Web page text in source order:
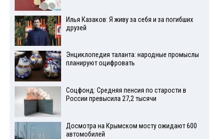
Илья Казаков: Я живу за себя и за погибших
друзей
Энциклопедия таланта: народные промыслы
планируют оцифровать
Соцфонд: Средняя пенсия по старости в
России превысила 27,2 тысячи
Досмотра на Крымском мосту ожидают 600
автомобилей